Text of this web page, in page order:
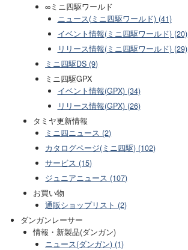
∞ミニ四駆ワールド
ニュース(ミニ四駆ワールド) (41)
イベント情報(ミニ四駆ワールド) (20)
リリース情報(ミニ四駆ワールド) (29)
ミニ四駆DS (9)
ミニ四駆GPX
イベント情報(GPX) (34)
リリース情報(GPX) (26)
タミヤ更新情報
ミニ四ニュース (2)
カタログページ(ミニ四駆) (102)
サービス (15)
ジュニアニュース (107)
お買い物
通販ショップリスト (2)
ダンガンレーサー
情報・新製品(ダンガン)
ニュース(ダンガン) (1)